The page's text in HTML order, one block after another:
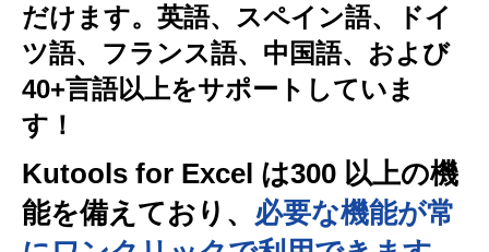
だけます。英語、スペイン語、ドイ
ツ語、フランス語、中国語、および
40+言語以上をサポートしていま
す！
Kutools for Excel は300 以上の機
能を備えており、 必要な機能が常